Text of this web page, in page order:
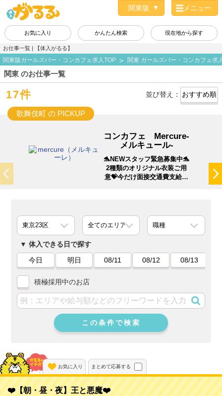
メニュー
お気に入り かんたん検索 現在地から探す
お仕事一覧 | 【体入がるる】
関東版ガールズバー・コンカフェ求人TOP 関東 ガールズバー・コンカフェ求
関東 のお仕事一覧
17件 並び替え：
歌舞伎町 の PICKUP
コンカフェ Mercure-
メルキュール-
🐬NEWスタッフ緊急募集中🐬
2種類のオリジナル衣装ご用
意💝今だけ面接交通費支給中
体入できる日で探す
今日
明日 08/11 08/12 08/13
積極採用中のお店
この条件で検索
動画あり お気に入り まとめて応募する
❤️【朝・昼・夜】王と悪魔❤️